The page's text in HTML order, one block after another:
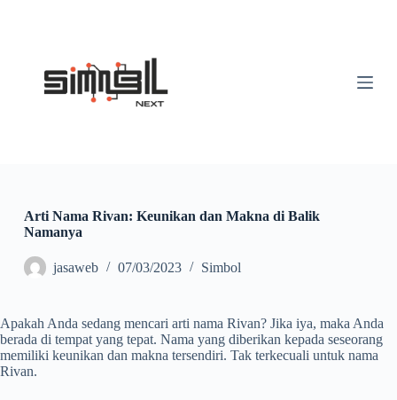
Arti Nama Rivan: Keunikan dan Makna di Balik
Namanya
jasaweb 07/03/2023 Simbol
Apakah Anda sedang mencari arti nama Rivan? Jika iya, maka Anda
berada di tempat yang tepat. Nama yang diberikan kepada seseorang
memiliki keunikan dan makna tersendiri. Tak terkecuali untuk nama
Rivan.